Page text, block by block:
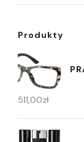
Produkty
511,00zł